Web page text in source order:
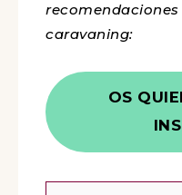
caravaning:
OS